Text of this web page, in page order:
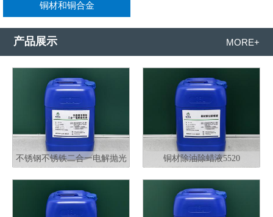
铜材和铜合金
产品展示 MORE+
不锈钢不锈铁二合一电解抛光
铜材除油除蜡液5520